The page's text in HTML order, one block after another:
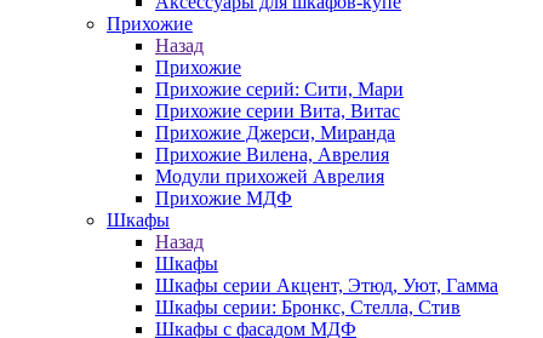
Прихожие
Назад
Прихожие
Прихожие серий: Сити, Мари
Прихожие серии Вита, Витас
Прихожие Джерси, Миранда
Прихожие Вилена, Аврелия
Модули прихожей Аврелия
Прихожие МДФ
Шкафы
Назад
Шкафы
Шкафы серии Акцент, Этюд, Уют, Гамма
Шкафы серии: Бронкс, Стелла, Стив
Шкафы с фасадом МДФ